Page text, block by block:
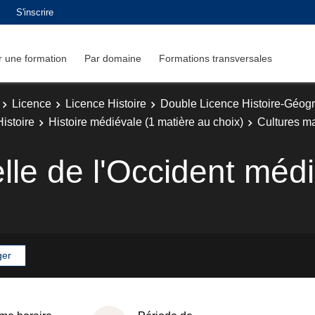
S'inscrire
une formation Par domaine Formations transversales
Licence Licence Histoire
Double Licence Histoire-
Histoire médiévale (1 matière au choix) Cultures
de l'Occident